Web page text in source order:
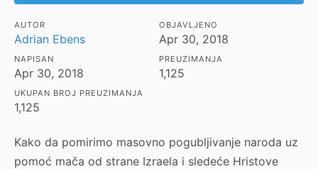
AUTOR
Adrian Ebens
OBJAVLJENO
Apr 30, 2018
NAPISAN
Apr 30, 2018
PREUZIMANJA
1,125
UKUPAN BROJ PREUZIMANJA
1,125
Kako da pomirimo masovno pogubljivanje naroda uz
pomoć mača od strane Izraela i sledeće Hristove